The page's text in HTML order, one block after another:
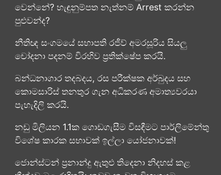
වෙන්නේ? හැඳුනුම්පත නැත්නම් Arrest කරන්න
පුළුවන්ද?
නීතිඥ සංගමයේ සභාපති රජීව් අමරසූරිය සියලු
චෝදනා පදනම් විරහිව ප්‍රතික්ෂේප කරයි.
බන්ධනාගාර තදබදය, රස පරීක්ෂක අර්බුදය සහ
කොමසාරිස් තනතුර ගැන අධිකරණ අමාත්‍යවරයා
පැහැදිලි කරයි.
නඩු මිලියන 1.1ක ගොඩගැසීම විසඳීමට පාර්ලිමේන්තු
විශේෂ කාරක සභාවක් ඉල්ලා යෝජනාවක්!
ජොන්ස්ටන් ප්‍රනාන්දු ඇතුළු තිදෙනා නිදහස් කළ